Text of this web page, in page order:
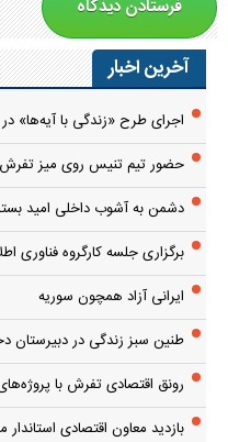
آخرین اخبار
اجرای طرح «زندگی با آیه‌ها»
حضور تیم تنیس روی میز
دشمن به آشوب داخلی امید
برگزاری جلسه کارگروه فناوری
ایرانی آزاد همچون سوریه
طنین سبز زندگی در دبیرستان
رونق اقتصادی تفرش با
بازدید معاون اقتصادی